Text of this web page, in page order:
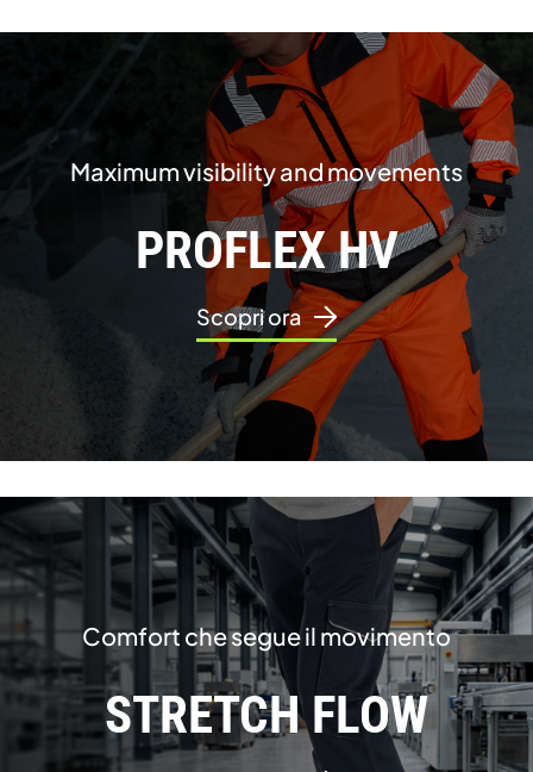
Maximum visibility and movements
PROFLEX HV
Scopri ora
Comfort che segue il movimento
STRETCH FLOW